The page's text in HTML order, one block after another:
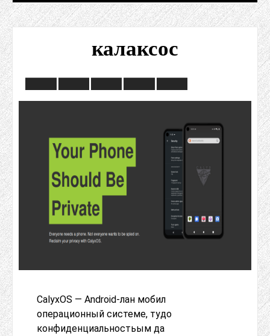
калаксос
CalyxOS — Android-лан мобил
операционный системе, тудо
конфиденциальностьым да